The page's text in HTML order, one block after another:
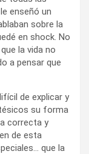
enseñó un
sobre la
en shock. No
la vida no
a pensar que
de explicar y
su forma
correcta y
de esta
que la